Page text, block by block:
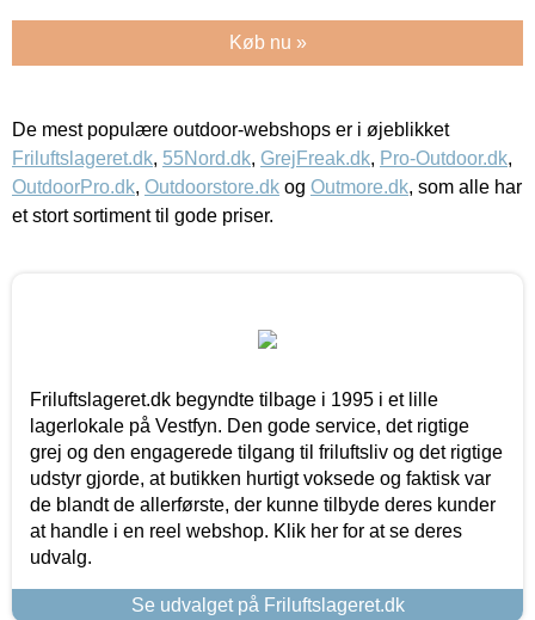
Køb nu »
De mest populære outdoor-webshops er i øjeblikket
Friluftslageret.dk, 55Nord.dk, GrejFreak.dk, Pro-Outdoor.dk,
OutdoorPro.dk, Outdoorstore.dk og Outmore.dk, som alle har
et stort sortiment til gode priser.
Friluftslageret.dk begyndte tilbage i 1995 i et lille
lagerlokale på Vestfyn. Den gode service, det rigtige
grej og den engagerede tilgang til friluftsliv og det rigtige
udstyr gjorde, at butikken hurtigt voksede og faktisk var
de blandt de allerførste, der kunne tilbyde deres kunder
at handle i en reel webshop. Klik her for at se deres
udvalg.
Se udvalget på Friluftslageret.dk